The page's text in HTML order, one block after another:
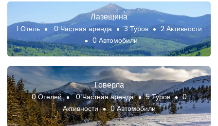
Лазещина
1 Отель 0 Частная аренда 3 Туров
2 Активности
0 Автомобили
Говерла
0 Отелей 0 Частная аренда 5 Туров
0
Активности
0 Автомобили